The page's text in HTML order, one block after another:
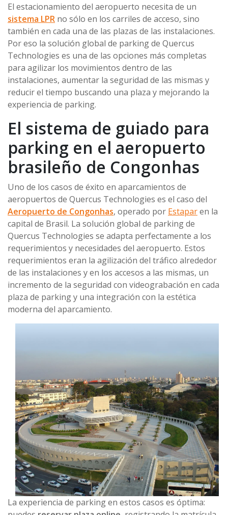
El estacionamiento del aeropuerto necesita de un
sistema LPR no sólo en los carriles de acceso, sino
también en cada una de las plazas de las instalaciones.
Por eso la solución global de parking de Quercus
Technologies es una de las opciones más completas
para agilizar los movimientos dentro de las
instalaciones, aumentar la seguridad de las mismas y
reducir el tiempo buscando una plaza y mejorando la
experiencia de parking.
El sistema de guiado para
parking en el aeropuerto
brasileño de Congonhas
Uno de los casos de éxito en aparcamientos de
aeropuertos de Quercus Technologies es el caso del
Aeropuerto de Congonhas, operado por Estaparen la
capital de Brasil. La solución global de parking de
Quercus Technologies se adapta perfectamente a los
requerimientos y necesidades del aeropuerto. Estos
requerimientos eran la agilización del tráfico alrededor
de las instalaciones y en los accesos a las mismas, un
incremento de la seguridad con videograbación en cada
plaza de parking y una integración con la estética
moderna del aparcamiento.
La experiencia de parking en estos casos es óptima: